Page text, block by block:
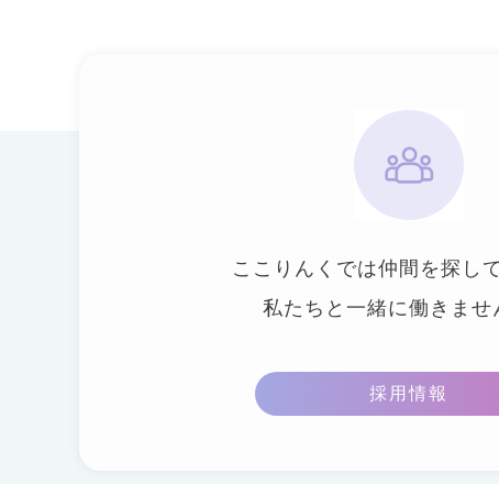
ここりんくでは仲間を探し
私たちと一緒に働きませ
採用情報